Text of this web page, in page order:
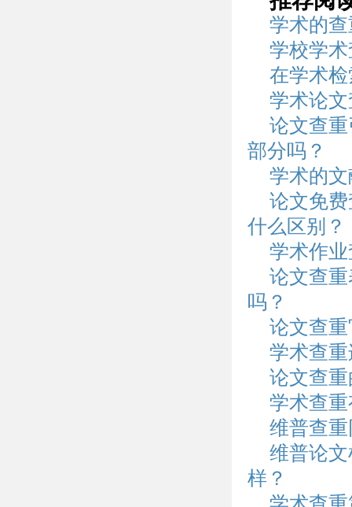
学术的
学校学
在学术
学术论
论文查
部分吗？
学术的
论文免
什么区别？
学术作
论文查
吗？
论文查
学术查
论文查
学术查
维普查
维普论
样？